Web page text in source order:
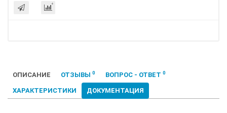
ОПИСАНИЕ ОТЗЫВЫ 0 ВОПРОС - ОТВЕТ 0
ХАРАКТЕРИСТИКИ ДОКУМЕНТАЦИЯ